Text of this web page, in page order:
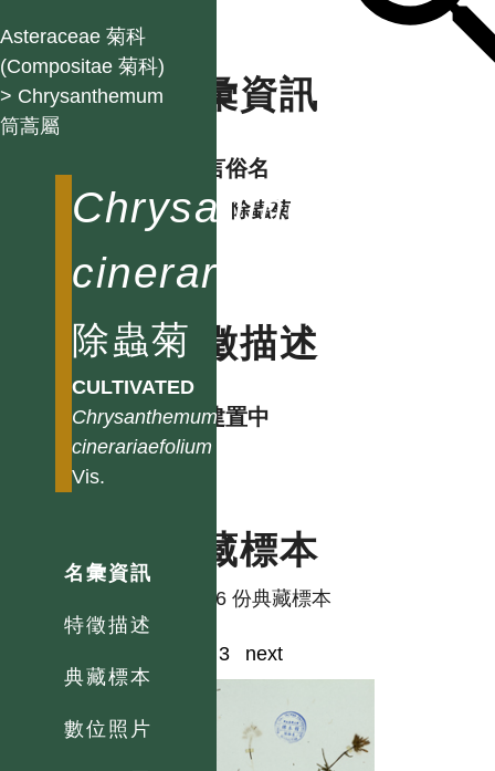
Asteraceae 菊科
(Compositae 菊科)
> Chrysanthemum
筒蒿屬
Chrysanthemum
cinerariaefolium
除蟲菊
CULTIVATED
Chrysanthemum
cinerariaefolium
Vis.
名彙資訊
特徵描述
典藏標本
數位照片
名彙資訊
各語言俗名
中 除蟲菊
特徵描述
資料建置中
典藏標本
共有 6 份典藏標本
3 next